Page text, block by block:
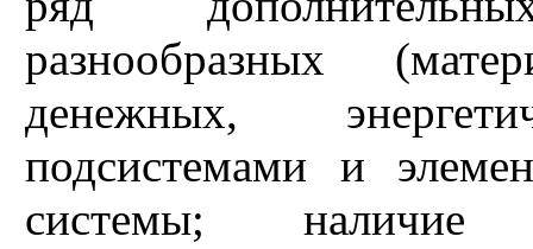
разнообразных
денежных,
подсистемами и
системы;